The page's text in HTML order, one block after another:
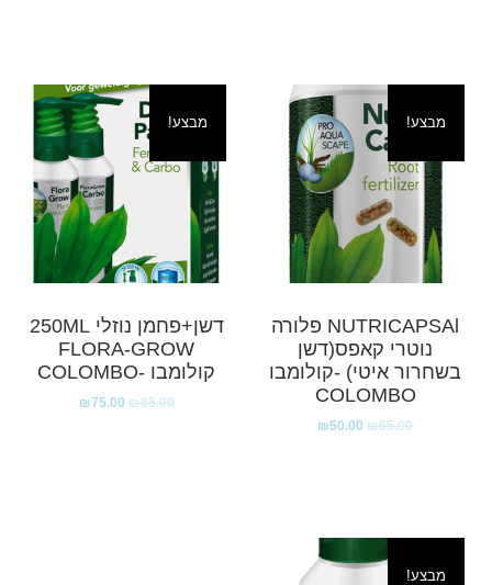
מבצע!
NUTRICAPSAl פלורה
נוטרי קאפס(דשן
בשחרור איטי) -קולומבו
COLOMBO
₪65.00
₪50.00
מבצע!
דשן+פחמן נוזלי 250ML
FLORA-GROW
קולומבו -COLOMBO
₪85.00
₪75.00
מבצע!